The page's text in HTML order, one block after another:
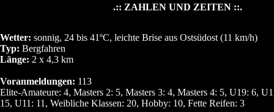
.:: ZAHLEN UND ZEITEN ::.
Wetter: sonnig, 24 bis 41ºC, leichte Brise aus Ostsüdost (11 km/h)
Typ: Bergfahren
Länge: 2 x 4,3 km
Voranmeldungen: 113
Elite-Amateure: 4, Masters 2: 5, Masters 3: 4, Masters 4: 5, U19: 6,
15, U11: 11, Weibliche Klassen: 20, Hobby: 10, Fette Reifen: 3